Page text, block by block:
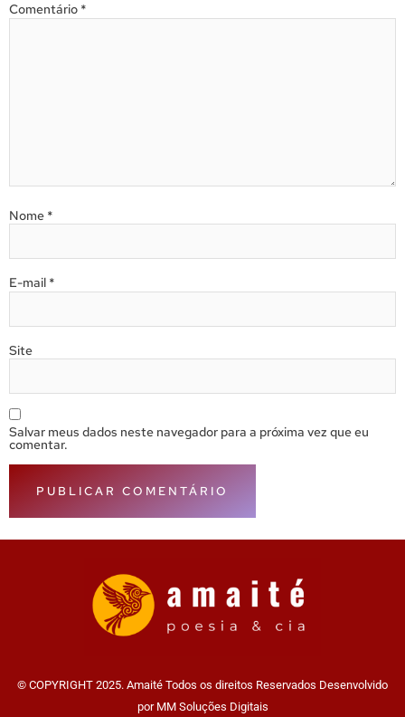
Comentário *
Nome *
E-mail *
Site
Salvar meus dados neste navegador para a próxima vez que eu
comentar.
© COPYRIGHT 2025. Amaité Todos os direitos Reservados Desenvolvido
por MM Soluções Digitais